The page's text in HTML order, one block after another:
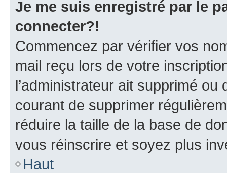
Je me suis enregistré par le
connecter?!
Commencez par vérifier vos
mail reçu lors de votre
l’administrateur ait supprimé
courant de supprimer
réduire la taille de la base de
vous réinscrire et soyez plus
Haut